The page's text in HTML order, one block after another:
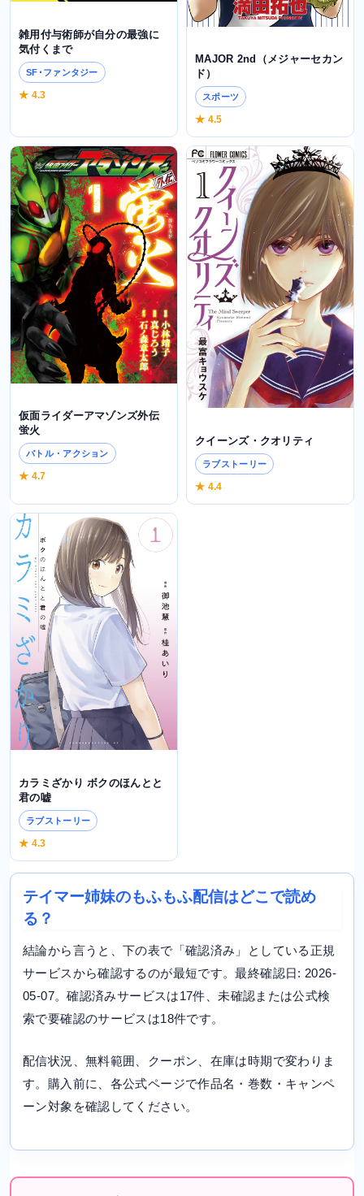
雑用付与術師が自分の最強に
気付くまで
SF･ファンタジー
★ 4.3
MAJOR 2nd（メジャーセカン
ド）
スポーツ
★ 4.5
仮面ライダーアマゾンズ外伝
蛍火
バトル・アクション
★ 4.7
クイーンズ・クオリティ
ラブストーリー
★ 4.4
カラミざかり ボクのほんとと
君の嘘
ラブストーリー
★ 4.3
テイマー姉妹のもふもふ配信はどこで読め
る？
結論から言うと、下の表で「確認済み」としている正規
サービスから確認するのが最短です。最終確認日: 2026-
05-07。確認済みサービスは17件、未確認または公式検
索で要確認のサービスは18件です。
配信状況、無料範囲、クーポン、在庫は時期で変わりま
す。購入前に、各公式ページで作品名・巻数・キャンペ
ーン対象を確認してください。